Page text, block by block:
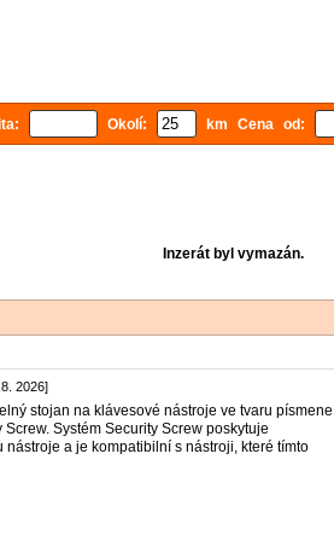
Okolí: km Cena od:
Inzerát byl vymazán.
2026]
stojan na klávesové nástroje ve tvaru písmene
Systém Security Screw poskytuje
a je kompatibilní s nástroji, které tímto